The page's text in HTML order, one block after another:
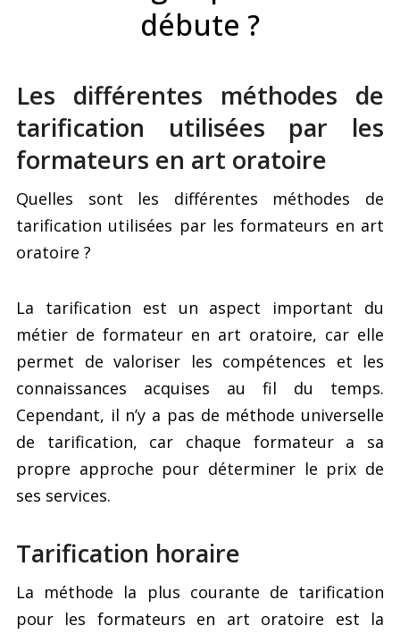
débute ?
Les différentes méthodes de
tarification utilisées par les
formateurs en art oratoire
Quelles sont les différentes méthodes de
tarification utilisées par les formateurs en art
oratoire ?
La tarification est un aspect important du
métier de formateur en art oratoire, car elle
permet de valoriser les compétences et les
connaissances acquises au fil du temps.
Cependant, il n’y a pas de méthode universelle
de tarification, car chaque formateur a sa
propre approche pour déterminer le prix de
ses services.
Tarification horaire
La méthode la plus courante de tarification
pour les formateurs en art oratoire est la